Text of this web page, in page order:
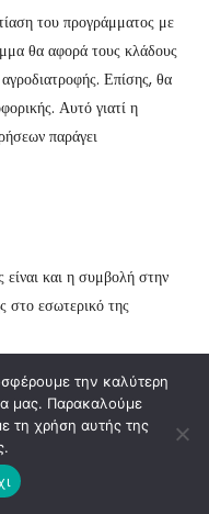
του προγράμματος με
θα αφορά τους κλάδους
Επίσης, θα
Αυτό γιατί η
παράγει
και η συμβολή στην
στο εσωτερικό της
με παραγωγικούς
και πιο σταθερές θέσεις
ακόμα και για θέσεις
την καλύτερη
μας. Παρακαλούμε
τη χρήση αυτής της